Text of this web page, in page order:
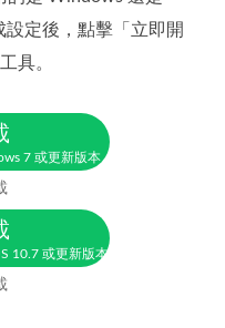
定後，點擊「立即開
具。
7 或更新版本
10.7 或更新版本